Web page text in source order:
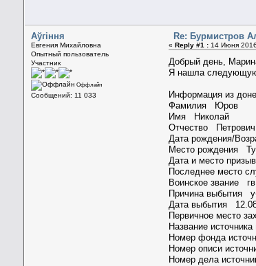
Aўгiння
Евгения Михайловна
Опытный пользователь
Участник
Оффлайн
Сообщений: 11 033
Re: Бурмистров
« Reply #1 : 14 Июня
Добрый день,
Я нашла следующую
Информация из
Фамилия Юров
Имя Николай
Отчество
Дата рождения/
Место рождения
Дата и место
Последнее место
Воинское звание
Причина выбытия
Дата выбытия
Первичное место
Название
Номер фонда
Номер описи
Номер дела